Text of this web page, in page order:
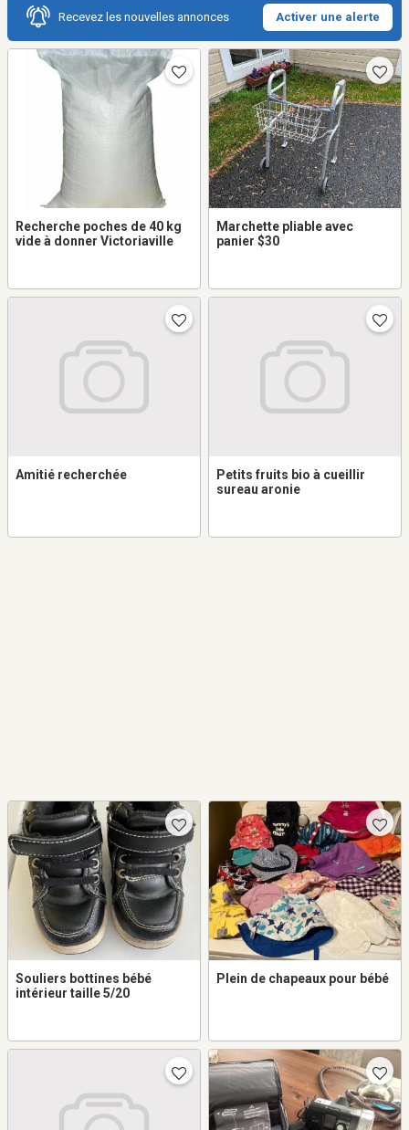
Recevez les nouvelles annonces Activer une alerte
Recherche poches de 40 kg
vide à donner Victoriaville
Marchette pliable avec
panier $30
Amitié recherchée
Petits fruits bio à cueillir
sureau aronie
Souliers bottines bébé
intérieur taille 5/20
Plein de chapeaux pour bébé